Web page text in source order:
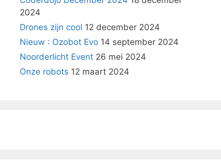
2024
Drones zijn cool 12 december 2024
Nieuw : Ozobot Evo 14 september 2024
Noorderlicht Event 26 mei 2024
Onze robots 12 maart 2024